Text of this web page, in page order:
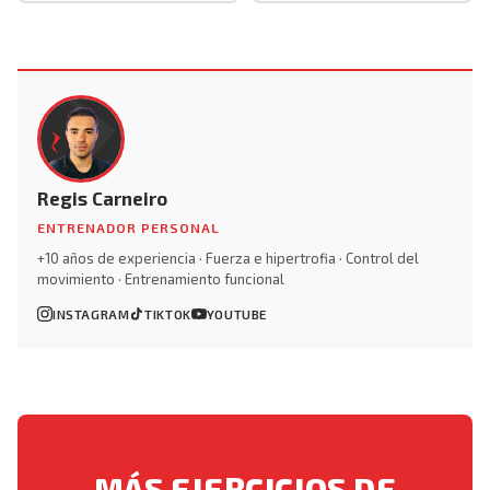
Regis Carneiro
ENTRENADOR PERSONAL
+10 años de experiencia · Fuerza e hipertrofia · Control del
movimiento · Entrenamiento funcional
INSTAGRAM TIKTOK YOUTUBE